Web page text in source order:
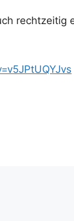
recht­zei­tig